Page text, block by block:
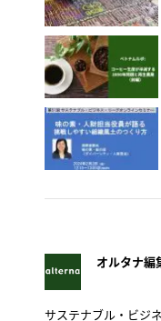
オルタナ編
サステナブル・ビジ